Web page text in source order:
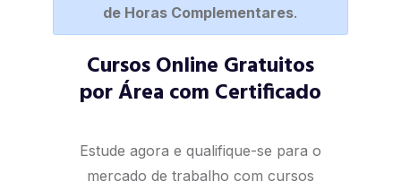
de Horas Complementares.
Cursos Online Gratuitos
por Área com Certificado
Estude agora e qualifique-se para o
mercado de trabalho com cursos